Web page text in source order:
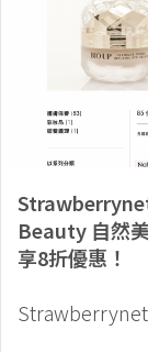
Beauty 自然
享8折優惠！